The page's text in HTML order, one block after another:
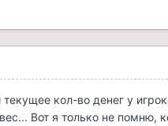
кол-во денег у
Вот я только не